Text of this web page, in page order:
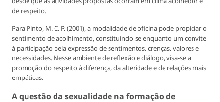
de respeito.
Para Pinto, M. C. P. (2001), a modalidade de oficina pode propiciar o
sentimento de acolhimento, constituindo-se enquanto um convite
à participação pela expressão de sentimentos, crenças, valores e
necessidades. Nesse ambiente de reflexão e diálogo, visa-se a
promoção do respeito à diferença, da alteridade e de relações mais
empáticas.
A questão da sexualidade na formação de